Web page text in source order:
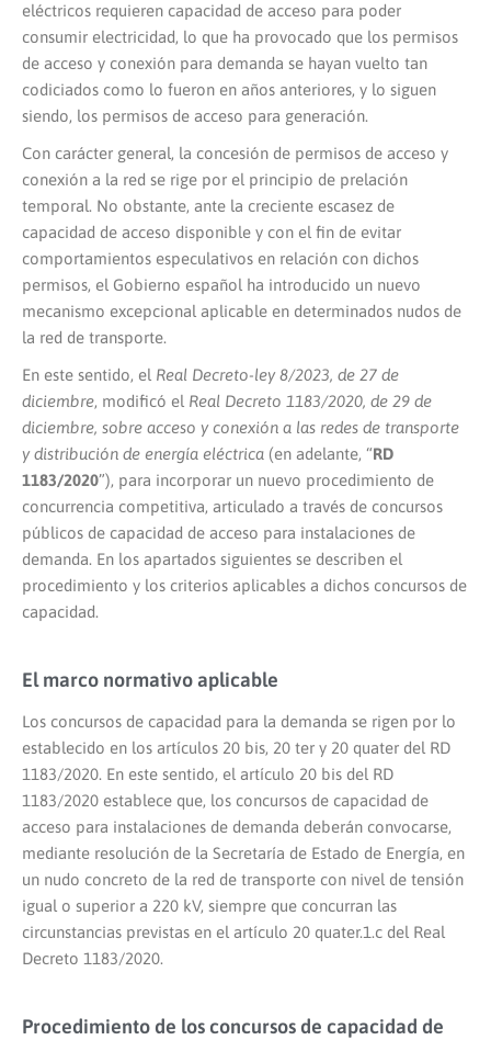
eléctricos requieren capacidad de acceso para poder
consumir electricidad, lo que ha provocado que los permisos
de acceso y conexión para demanda se hayan vuelto tan
codiciados como lo fueron en años anteriores, y lo siguen
siendo, los permisos de acceso para generación.
Con carácter general, la concesión de permisos de acceso y
conexión a la red se rige por el principio de prelación
temporal. No obstante, ante la creciente escasez de
capacidad de acceso disponible y con el fin de evitar
comportamientos especulativos en relación con dichos
permisos, el Gobierno español ha introducido un nuevo
mecanismo excepcional aplicable en determinados nudos de
la red de transporte.
En este sentido, el Real Decreto-ley 8/2023, de 27 de
diciembre, modificó el Real Decreto 1183/2020, de 29 de
diciembre, sobre acceso y conexión a las redes de transporte
y distribución de energía eléctrica (en adelante, “RD
1183/2020”), para incorporar un nuevo procedimiento de
concurrencia competitiva, articulado a través de concursos
públicos de capacidad de acceso para instalaciones de
demanda. En los apartados siguientes se describen el
procedimiento y los criterios aplicables a dichos concursos de
capacidad.
El marco normativo aplicable
Los concursos de capacidad para la demanda se rigen por lo
establecido en los artículos 20 bis, 20 ter y 20 quater del RD
1183/2020. En este sentido, el artículo 20 bis del RD
1183/2020 establece que, los concursos de capacidad de
acceso para instalaciones de demanda deberán convocarse,
mediante resolución de la Secretaría de Estado de Energía, en
un nudo concreto de la red de transporte con nivel de tensión
igual o superior a 220 kV, siempre que concurran las
circunstancias previstas en el artículo 20 quater.1.c del Real
Decreto 1183/2020.
Procedimiento de los concursos de capacidad de